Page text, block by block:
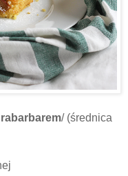
/ (średnica